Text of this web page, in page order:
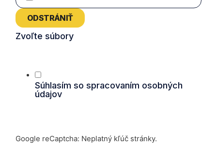
ODSTRÁNIŤ
Zvoľte súbory
Súhlasím so spracovaním osobných
údajov
Google reCaptcha: Neplatný kľúč stránky.